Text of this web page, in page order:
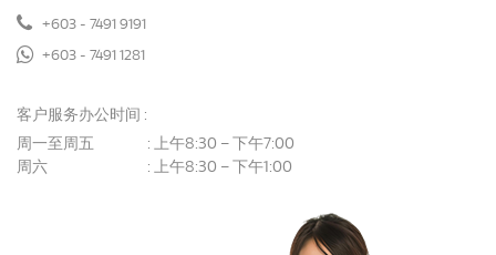
+603 - 7491 9191
+603 - 7491 1281
客户服务办公时间 :
周一至周五
: 上午8:30 – 下午7:00
周六
: 上午8:30 – 下午1:00